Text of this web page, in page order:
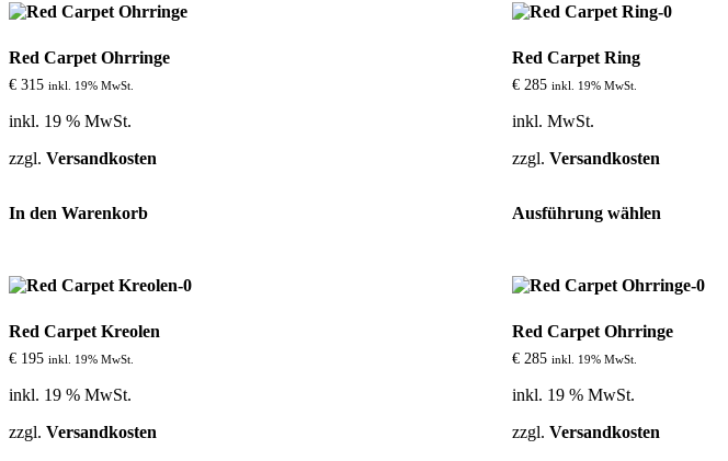
auf.
Optionen
auf.
Red Carpet Ohrringe
€ 315 inkl. 19% MwSt.
inkl. 19 % MwSt.
zzgl. Versandkosten
In den Warenkorb
Red Carpet Ring
€285 inkl. 19% MwSt.
inkl. MwSt.
zzgl. Versandkosten
Ausführung wählenProdukt
auf.
Optionen
Red Carpet Kreolen
€ 195 inkl. 19% MwSt.
inkl. 19 % MwSt.
zzgl. Versandkosten
Red Carpet Ohrringe
€285 inkl. 19% MwSt.
inkl. 19 % MwSt.
zzgl. Versandkosten